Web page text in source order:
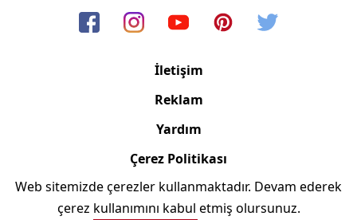
İletişim
Reklam
Yardım
Çerez Politikası
Copyright © 2006/2024 Canlimobeseizle.com
Web sitemizde çerezler kullanmaktadır. Devam ederek
çerez kullanımını kabul etmiş olursunuz.